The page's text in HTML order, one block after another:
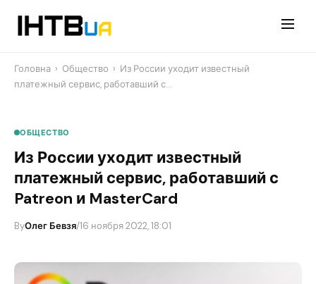
Головна › Общество › Из России уходит известный
платежный сервис, работавший с…
ОБЩЕСТВО
Из России уходит известный
платежный сервис, работавший с
Patreon и MasterCard
ByОлег Бевзя/16 ноября 2022, 18:01